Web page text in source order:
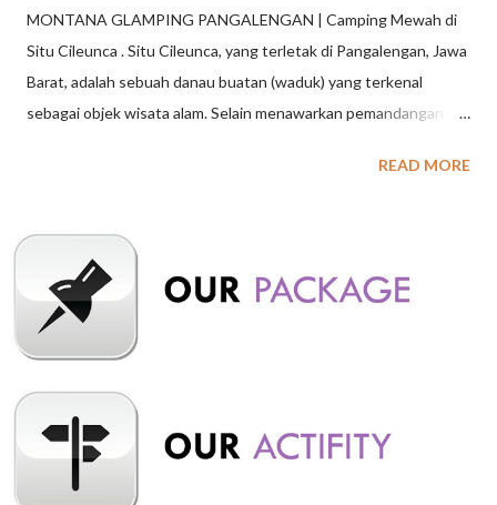
MONTANA GLAMPING PANGALENGAN | Camping Mewah di
Situ Cileunca . Situ Cileunca, yang terletak di Pangalengan, Jawa
Barat, adalah sebuah danau buatan (waduk) yang terkenal
sebagai objek wisata alam. Selain menawarkan pemandangan
aktivitas wisata seperti arung jeram, paintball, flying fox, dan
Pangalengan, Sensasi Camping di Tepi Sungai Situ Cileunca
Pangalengan memiliki sejarah panjang, dimulai pada masa
penjajahan Belanda sekitar tahun 1919-1926, ketika wilayah
tersebut awalnya merupakan milik seorang Belanda bernama
Willem Hermanus Hoogland. Tujuan awalnya adalah untuk
menampung air dan mendukung pembangkit listrik tenaga air
(PLTA), dan sekarang menjadi salah satu tempat wisata populer
di Pangalengan. Baca Juga : Wayang Windu Panenjoan
Pangalengan, Hidden Gem Wisata di Bandung Beberapa hal
READ MORE